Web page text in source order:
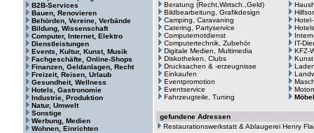
B2B-Services
Bauen, Renovieren
Behörden, Vereine, Verbände
Bildung, Wissenschaft
Computer, Internet, Elektro
Dienstleistungen
Events, Kultur, Kunst, Musik
Fachgeschäfte, Online-Shops
Finanzen, Geldanlagen, Recht
Freizeit, Reisen, Urlaub
Gesundheit, Wellness
Hotels, Gastronomie
Industrie, Produktion
Natur, Umwelt
Sonstige
Werbung, Medien
Wohnen, Einrichten
Beratung (Recht,Wirtsch.,Geld)
Bildbearbeitung, Grafikdesign
Camping, Caravaning
Catering, Partyservice
Computernotdienst
Computertechnik, Zubehör
Digitale Medien, Multimedia
Diskotheken, Clubs
Drucksachen & -erzeugnisse
Einkaufen
Eventpromotion
Eventservice
Fahrzeugteile, Tuning
IT-
KFZ-
Kunst
gefundene Adressen
Restaurationswerkstatt & Ablaugerei Henry